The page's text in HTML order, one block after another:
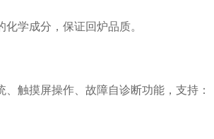
学成分，保证回炉品质。
触摸屏操作、故障自诊断功能，支持：